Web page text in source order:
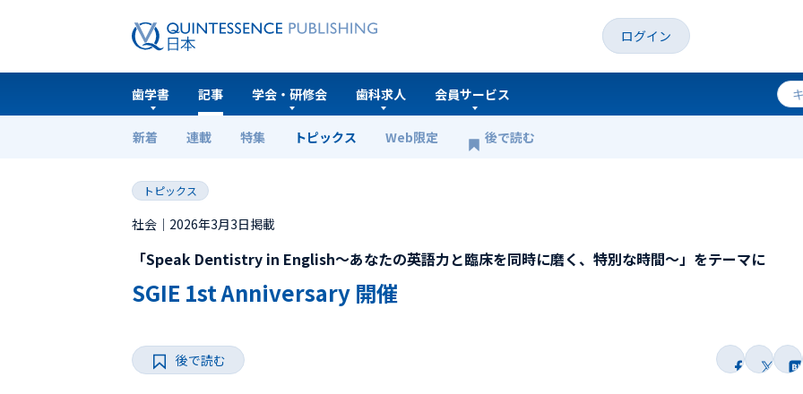
ログイン
歯学書 記事
新着 連載 特集 トピックス Web限定 後で読む
学会・研修会 歯科求人 会員サービス
ホーム トピックス SGIE 1st Anniversary 開催
トピックス
社会｜2026年3月3日掲載
「Speak Dentistry in English～あなたの英語力と臨床を同時に磨く、特別な時間～」をテーマに
SGIE 1st Anniversary 開催
後で読む